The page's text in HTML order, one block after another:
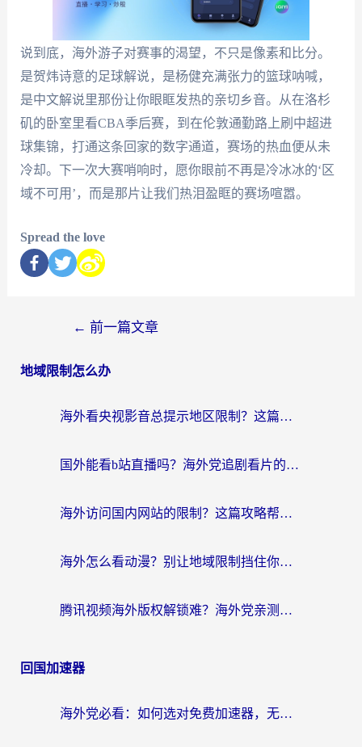
说到底，海外游子对赛事的渴望，不只是像素和比分。
是贺炜诗意的足球解说，是杨健充满张力的篮球呐喊，
是中文解说里那份让你眼眶发热的亲切乡音。从在洛杉
矶的卧室里看CBA季后赛，到在伦敦通勤路上刷中超进
球集锦，打通这条回家的数字通道，赛场的热血便从未
冷却。下一次大赛哨响时，愿你眼前不再是冷冰冰的‘区
域不可用’，而是那片让我们热泪盈眶的赛场喧嚣。
Spread the love
← 前一篇文章
地域限制怎么办
海外看央视影音总提示地区限制？这篇教你选对回国加速器，流畅追剧不踩坑
国外能看b站直播吗？海外党追剧看片的终极解决方案来了
海外访问国内网站的限制？这篇攻略帮你无缝解锁12306、12123和国内影音
海外怎么看动漫？别让地域限制挡住你的追番快乐
腾讯视频海外版权解锁难？海外党亲测：选对回国加速器，追剧观影零障碍
回国加速器
海外党必看：如何选对免费加速器，无缝访问国内资源不踩坑？